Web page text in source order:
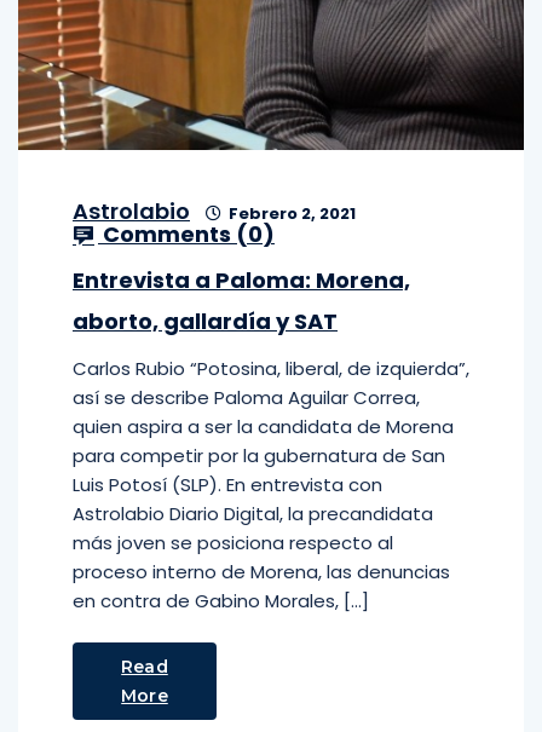
Astrolabio Febrero 2, 2021
Comments (0)
Entrevista a Paloma: Morena,
aborto, gallardía y SAT
Carlos Rubio “Potosina, liberal, de izquierda”,
así se describe Paloma Aguilar Correa,
quien aspira a ser la candidata de Morena
para competir por la gubernatura de San
Luis Potosí (SLP). En entrevista con
Astrolabio Diario Digital, la precandidata
más joven se posiciona respecto al
proceso interno de Morena, las denuncias
en contra de Gabino Morales, […]
Read
More